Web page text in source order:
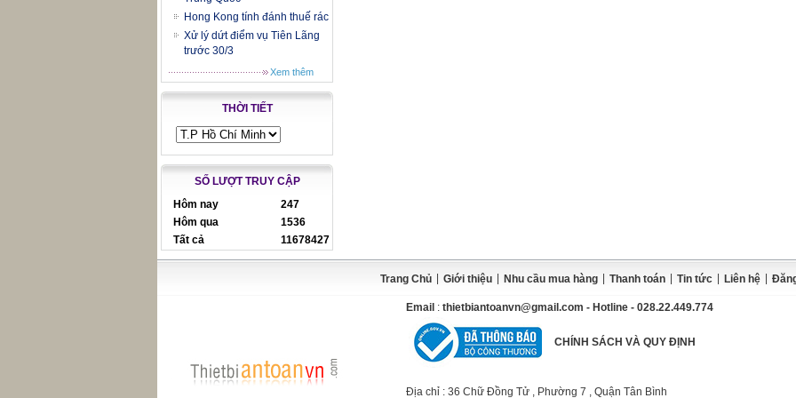
Hong Kong tính đánh thuế rác
Xử lý dứt điểm vụ Tiên Lãng
trước 30/3
Xem thêm
THỜI TIẾT
SỐ LƯỢT TRUY CẬP
Hôm nay
247
Hôm qua
1536
Tất cả
11678427
Trang Chủ Giới thiệu Nhu cầu mua hàng Thanh toán Tin tức Liên hệ
Email : thietbiantoanvn@gmail.com - Hotline - 028.22.449.774
CHÍNH SÁCH VÀ QUY ĐỊNH
Địa chỉ : 36 Chữ Đồng Tử , Phường 7 , Quận Tân Bình